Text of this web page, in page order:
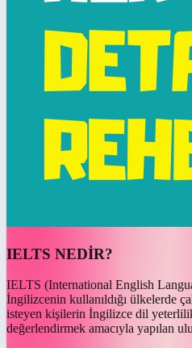
IELTS NEDİR?
IELTS (International English
İngilizcenin kullanıldığı ülkelerde
isteyen kişilerin İngilizce dil
değerlendirmek amacıyla yapılan